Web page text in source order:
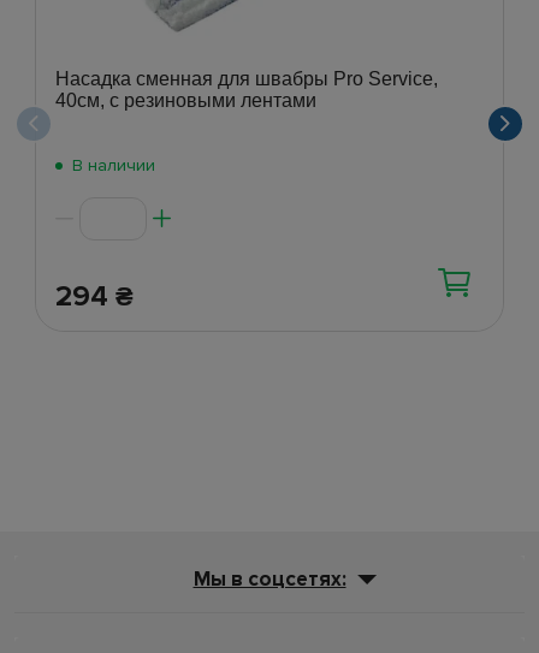
Насадка сменная для швабры Pro Service,
40см, с резиновыми лентами
В наличии
294 ₴
Мы в соцсетях: